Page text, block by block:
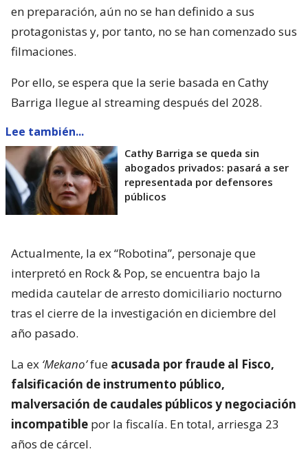
en preparación, aún no se han definido a sus
protagonistas y, por tanto, no se han comenzado sus
filmaciones.
Por ello, se espera que la serie basada en Cathy
Barriga llegue al streaming después del 2028.
Lee también...
Cathy Barriga se queda sin
abogados privados: pasará a ser
representada por defensores
públicos
Actualmente, la ex “Robotina”, personaje que
interpretó en Rock & Pop, se encuentra bajo la
medida cautelar de arresto domiciliario nocturno
tras el cierre de la investigación en diciembre del
año pasado.
La ex ‘Mekano’fue acusada por fraude al Fisco,
falsificación de instrumento público,
malversación de caudales públicos y negociación
incompatible por la fiscalía. En total, arriesga 23
años de cárcel.